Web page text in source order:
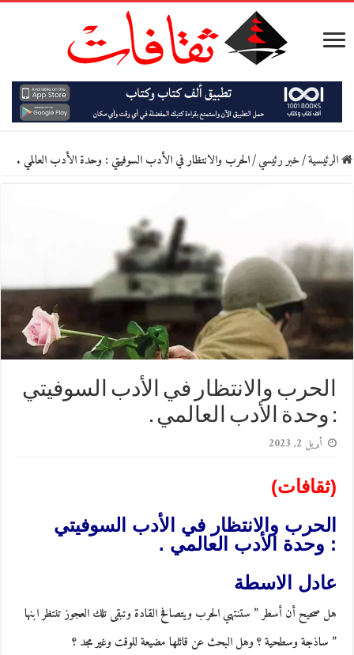
الرئيسية/خبر رئيسي/الحرب والانتظار في الأدب السوفيتي : وحدة الأدب العالمي .
الحرب والانتظار في الأدب السوفيتي
: وحدة الأدب العالمي .
أبريل 2, 2023
(ثقافات)
الحرب والانتظار في الأدب السوفيتي
: وحدة الأدب العالمي .
عادل الاسطة
هل صحيح أن أسطر ” ستنتهي الحرب ويتصافح القادة وتبقى تلك العجوز تنتظر ابنها
” ساذجة وسطحية ؟ وهل البحث عن قائلها مضيعة للوقت وغير مجد ؟